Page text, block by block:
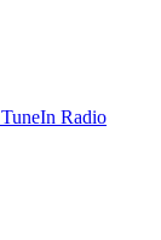
TuneIn Radio